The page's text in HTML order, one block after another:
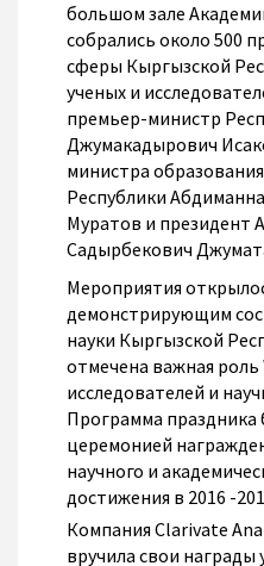
большом зале
собрались около 500
сферы Кыргызской
ученых и
премьер-министр
Джумакадырович
министра
Республики
Муратов и президент
Садырбекович
Мероприятия
демонстрирующим
науки Кыргызской
отмечена важная роль
исследователей и
Программа
церемонией
научного и
достижения в 2016 -
Компания Clarivate
вручила свои награды